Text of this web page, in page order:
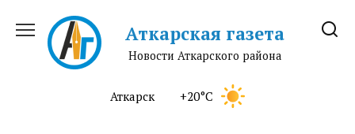
содержанию
Аткарская газета
Новости Аткарского района
Аткарск +20°C